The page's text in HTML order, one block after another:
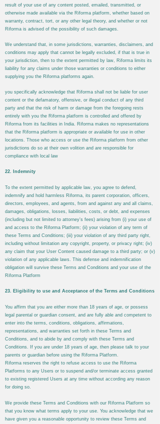
result of your use of any content posted, emailed, transmitted, or
otherwise made available via the Riforma platform, whether based on
warranty, contract, tort, or any other legal theory, and whether or not
Riforma is advised of the possibility of such damages.
We understand that, in some jurisdictions, warranties, disclaimers, and
conditions may apply that cannot be legally excluded, if that is true in
your jurisdiction, then to the extent permitted by law, Riforma limits its
liability for any claims under those warranties or conditions to either
supplying you the Riforma platforms again.
you specifically acknowledge that Riforma shall not be liable for user
content or the defamatory, offensive, or illegal conduct of any third
party and that the risk of harm or damage from the foregoing rests
entirely with you the Riforma platform is controlled and offered by
Riforma from its facilities in India. Riforma makes no representations
that the Riforma platform is appropriate or available for use in other
locations. Those who access or use the Riforma platform from other
jurisdictions do so at their own volition and are responsible for
compliance with local law
22. Indemnity
To the extent permitted by applicable law, you agree to defend,
indemnify and hold harmless Riforma, its parent corporation, officers,
directors, employees, and agents, from and against any and all claims,
damages, obligations, losses, liabilities, costs, or debt, and expenses
(including but not limited to attorney's fees) arising from (i) your use of
and access to the Riforma Platform; (ii) your violation of any term of
these Terms and Conditions; (iii) your violation of any third party right,
including without limitation any copyright, property, or privacy right; (iv)
any claim that your User Content caused damage to a third party; or (v)
violation of any applicable laws. This defense and indemnification
obligation will survive these Terms and Conditions and your use of the
Riforma Platform
23. Eligibility to use and Acceptance of the Terms and Conditions
You affirm that you are either more than 18 years of age, or possess
legal parental or guardian consent, and are fully able and competent to
enter into the terms, conditions, obligations, affirmations,
representations, and warranties set forth in these Terms and
Conditions, and to abide by and comply with these Terms and
Conditions. If you are under 18 years of age, then please talk to your
parents or guardian before using the Riforma Platform.
Riforma reserves the right to refuse access to use the Riforma
Platforms to any Users or to suspend and/or terminate access granted
to existing registered Users at any time without according any reason
for doing so.
We provide these Terms and Conditions with our Riforma Platform so
that you know what terms apply to your use. You acknowledge that we
have given you a reasonable opportunity to review these Terms and